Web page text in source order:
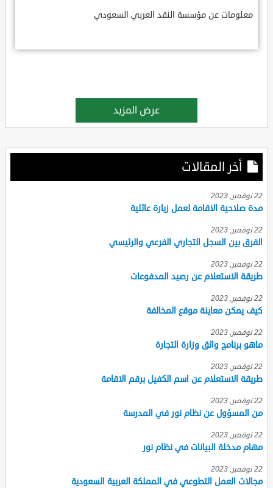
معلومات عن مؤسسة النقد العربي السعودي
عرض المزيد
أخر المقالات
22 نوفمبر, 2023
مدة صلاحية الاقامة لعمل زيارة عائلية
22 نوفمبر, 2023
الفرق بين السجل التجاري الفرعي والرئيسي
22 نوفمبر, 2023
طريقة الاستعلام عن رصيد المدفوعات
22 نوفمبر, 2023
كيف يمكن معاينة موقع المخالفة
22 نوفمبر, 2023
ماهو برنامج واثق وزارة التجارة
22 نوفمبر, 2023
طريقة الاستعلام عن اسم الكفيل برقم الاقامة
22 نوفمبر, 2023
من المسؤول عن نظام نور في المدرسة
22 نوفمبر, 2023
مهام مدخلة البيانات في نظام نور
22 نوفمبر, 2023
مجالات العمل التطوعي في المملكة العربية السعودية